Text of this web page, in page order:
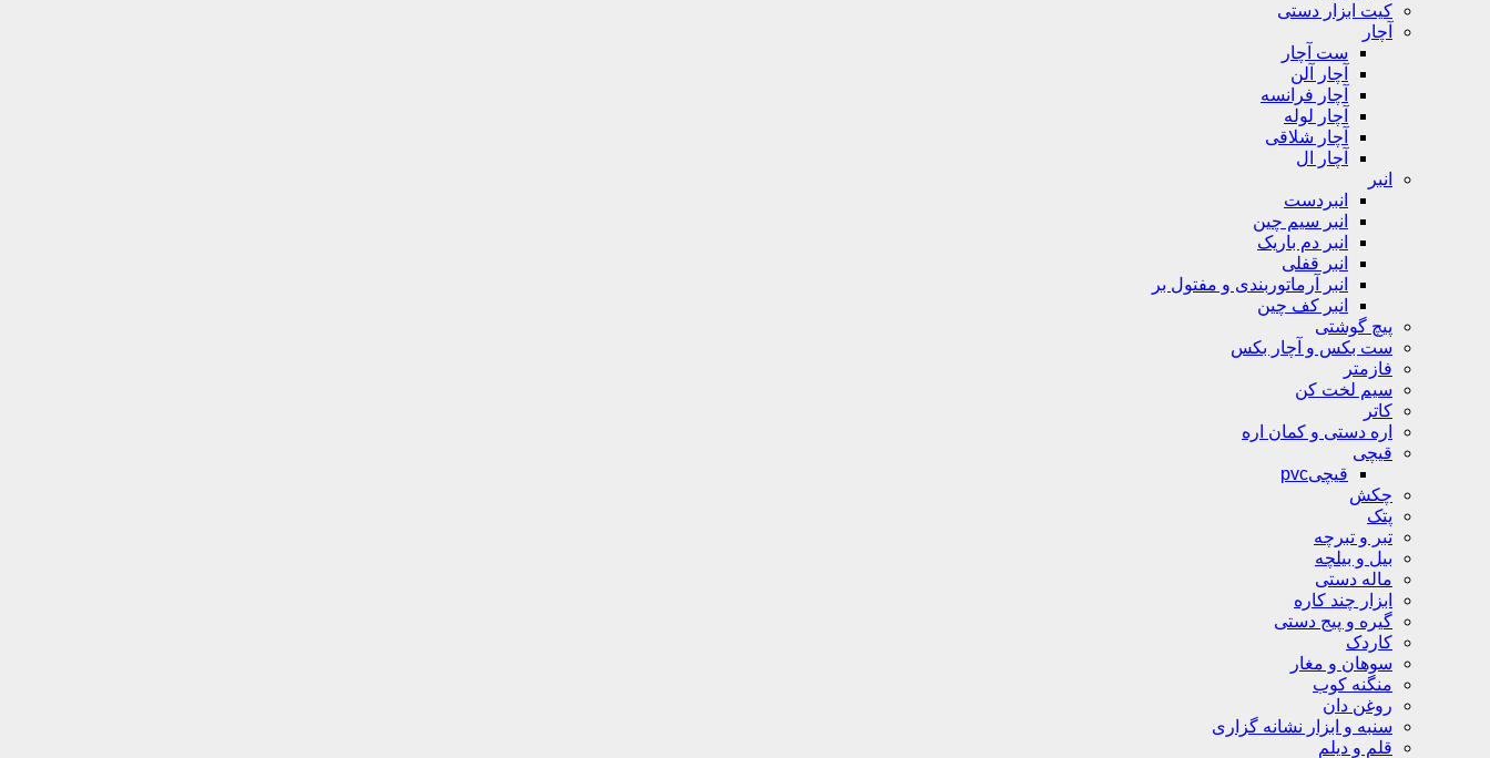
کیت ابزار دستی
آچار
ست آچار
آچار آلن
آچار فرانسه
آچار لوله
آچار شلاقی
آچار ال
انبر
انبردست
انبر سیم چین
انبر دم باریک
انبر قفلی
انبر آرماتوربندی و مفتول بر
انبر کف چین
پیچ گوشتی
ست بکس و آچار بکس
فازمتر
سیم لخت کن
کاتر
اره دستی و کمان اره
قیچی
قیچیpvc
چکش
پتک
تبر و تبرچه
بیل و بیلچه
ماله دستی
ابزار چند کاره
گیره و پیج دستی
کاردک
سوهان و مغار
منگنه کوب
روغن دان
سنبه و ابزار نشانه گزاری
قلم و دیلم